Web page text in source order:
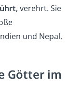
, verehrt. Sie
und Nepal.
Götter im